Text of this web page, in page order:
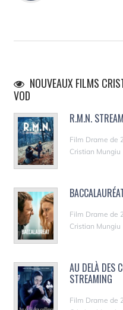
NOUVEAUX FILMS
VOD
R.M.N.
Film Drame de
Cristian Mungiu
Film Drame de
Cristian Mungiu
AU DELÀ DES
STREAMING
Film Drame de